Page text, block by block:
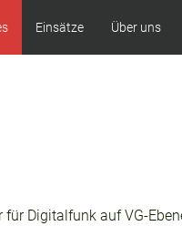
Einsätze Über uns
Digitalfunk auf VG-